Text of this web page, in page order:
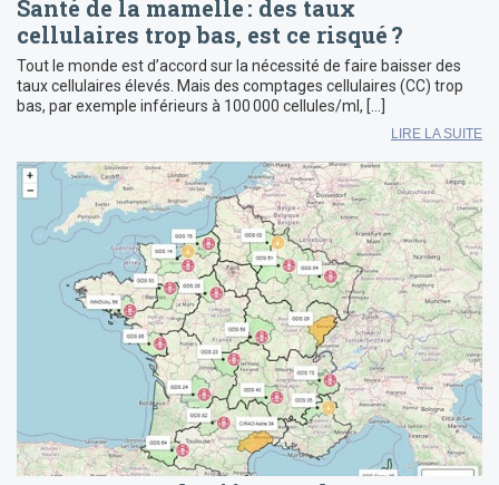
Santé de la mamelle : des taux
cellulaires trop bas, est ce risqué ?
Tout le monde est d’accord sur la nécessité de faire baisser des
taux cellulaires élevés. Mais des comptages cellulaires (CC) trop
bas, par exemple inférieurs à 100 000 cellules/ml, […]
LIRE LA SUITE